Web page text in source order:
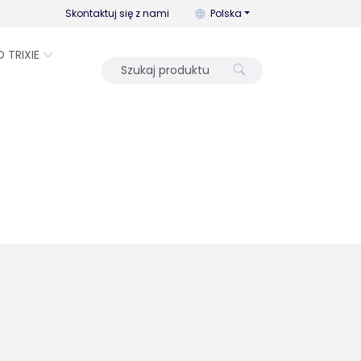
Skontaktuj się z nami Możesz zmienić język za
Polska
TRIXIE